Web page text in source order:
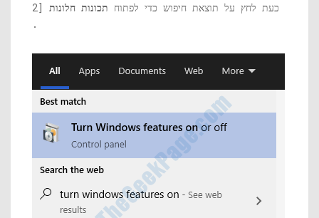
2] כעת לחץ על תוצאת חיפוש כדי לפתוח תכונות חלונות
.